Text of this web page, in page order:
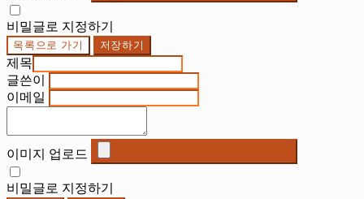
비밀글로 지정하기
목록으로 가기 저장하기
제목
글쓴이
이메일
이미지 업로드
비밀글로 지정하기